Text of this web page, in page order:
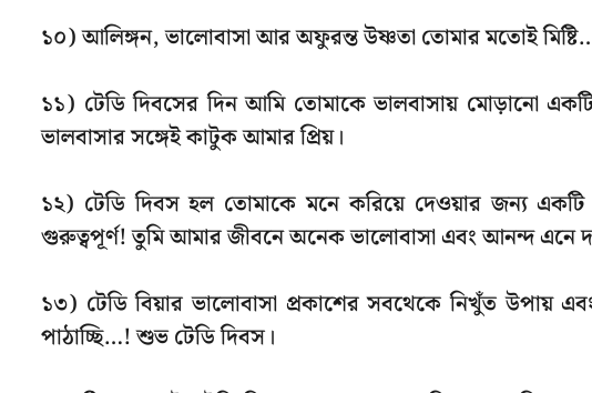
১০) আলিঙ্গন, ভালোবাসা আর অফুরন্ত উষ্ণতা তোমার মতোই
১১) টেডি দিবসের দিন আমি তোমাকে ভালবাসায় মোড়ানো
ভালবাসার সঙ্গেই কাটুক আমার প্রিয়।
১২) টেডি দিবস হল তোমাকে মনে করিয়ে দেওয়ার জন্য
গুরুত্বপূর্ণ! তুমি আমার জীবনে অনেক ভালোবাসা এবং আনন্দ এনে
১৩) টেডি বিয়ার ভালোবাসা প্রকাশের সবথেকে নিখুঁত
পাঠাচ্ছি…! শুভ টেডি দিবস।